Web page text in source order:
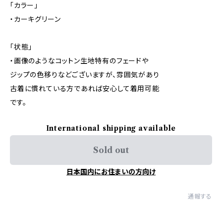
「カラー」
・カーキグリーン
「状態」
・画像のようなコットン生地特有のフェードや
ジップの色移りなどございますが、雰囲気があり
古着に慣れている方であれば安心して着用可能
です。
International shipping available
Sold out
日本国内にお住まいの方向け
通報する